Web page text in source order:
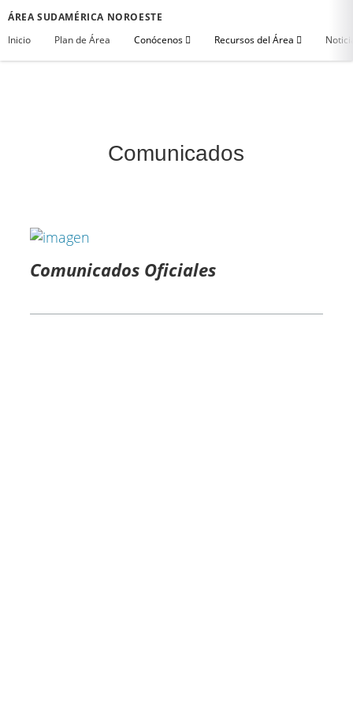
ÁREA SUDAMÉRICA NOROESTE
Inicio
Plan de Área Conócenos Recursos del Área
Comunicados
Comunicados Oficiales